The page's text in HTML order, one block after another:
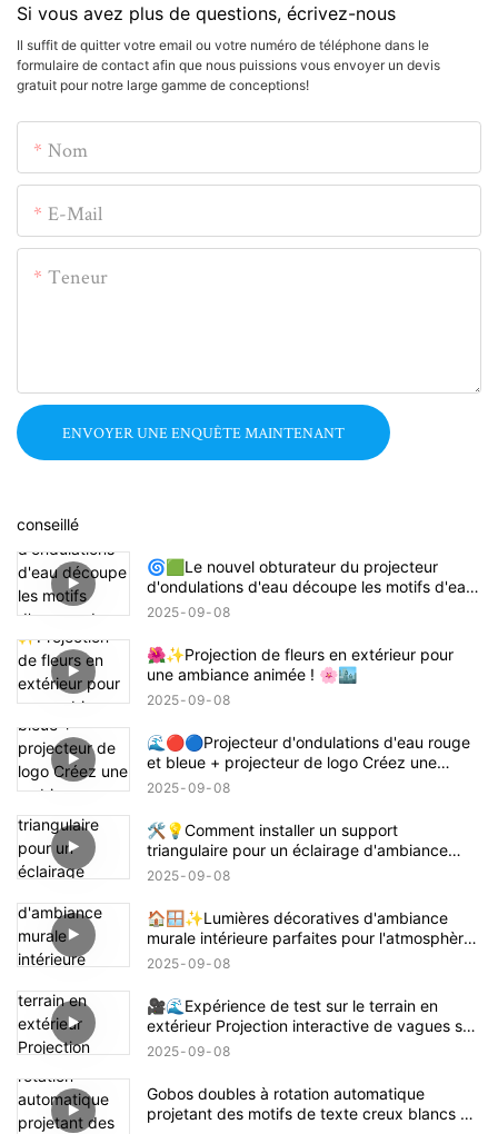
Si vous avez plus de questions, écrivez-nous
Il suffit de quitter votre email ou votre numéro de téléphone dans le
formulaire de contact afin que nous puissions vous envoyer un devis
gratuit pour notre large gamme de conceptions!
Nom
E-Mail
Teneur
ENVOYER UNE ENQUÊTE MAINTENANT
conseillé
🌀🟩Le nouvel obturateur du projecteur
d'ondulations d'eau découpe les motifs d'eau
ronds en rectangles, carrés ou demi-cercles !
2025 09 08
🌺✨Projection de fleurs en extérieur pour
une ambiance animée ! 🌸🏙️
2025 09 08
🌊🔴🔵Projecteur d'ondulations d'eau rouge
et bleue + projecteur de logo Créez une
ambiance sur le thème de Demon Slayer
2025 09 08
🛠️💡Comment installer un support
triangulaire pour un éclairage d'ambiance
intérieur – Guide facile 📝🏠
2025 09 08
🏠🪟✨Lumières décoratives d'ambiance
murale intérieure parfaites pour l'atmosphère
de la maison
2025 09 08
🎥🌊Expérience de test sur le terrain en
extérieur Projection interactive de vagues sur
la plage 🌊✨
2025 09 08
Gobos doubles à rotation automatique
projetant des motifs de texte creux blancs 🌟